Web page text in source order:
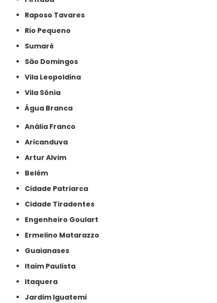
Raposo Tavares
Rio Pequeno
Sumaré
São Domingos
Vila Leopoldina
Vila Sônia
Água Branca
Anália Franco
Aricanduva
Artur Alvim
Belém
Cidade Patriarca
Cidade Tiradentes
Engenheiro Goulart
Ermelino Matarazzo
Guaianases
Itaim Paulista
Itaquera
Jardim Iguatemi